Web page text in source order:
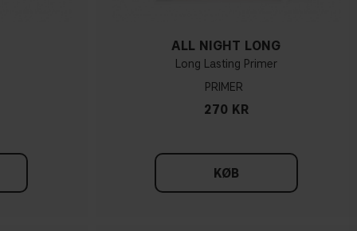
ALL NIGHT LONG
Long Lasting Primer
PRIMER
270 KR
KØB